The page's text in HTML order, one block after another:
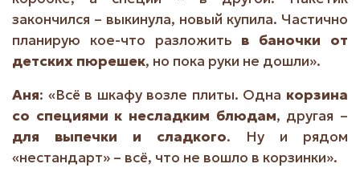
закончился – выкинула, новый купила. Частично
планирую кое-что разложить в баночки от
детских пюрешек, но пока руки не дошли».
Аня: «Всё в шкафу возле плиты. Одна корзина
со специями к несладким блюдам, другая –
для выпечки и сладкого. Ну и рядом
«нестандарт» – всё, что не вошло в корзинки».